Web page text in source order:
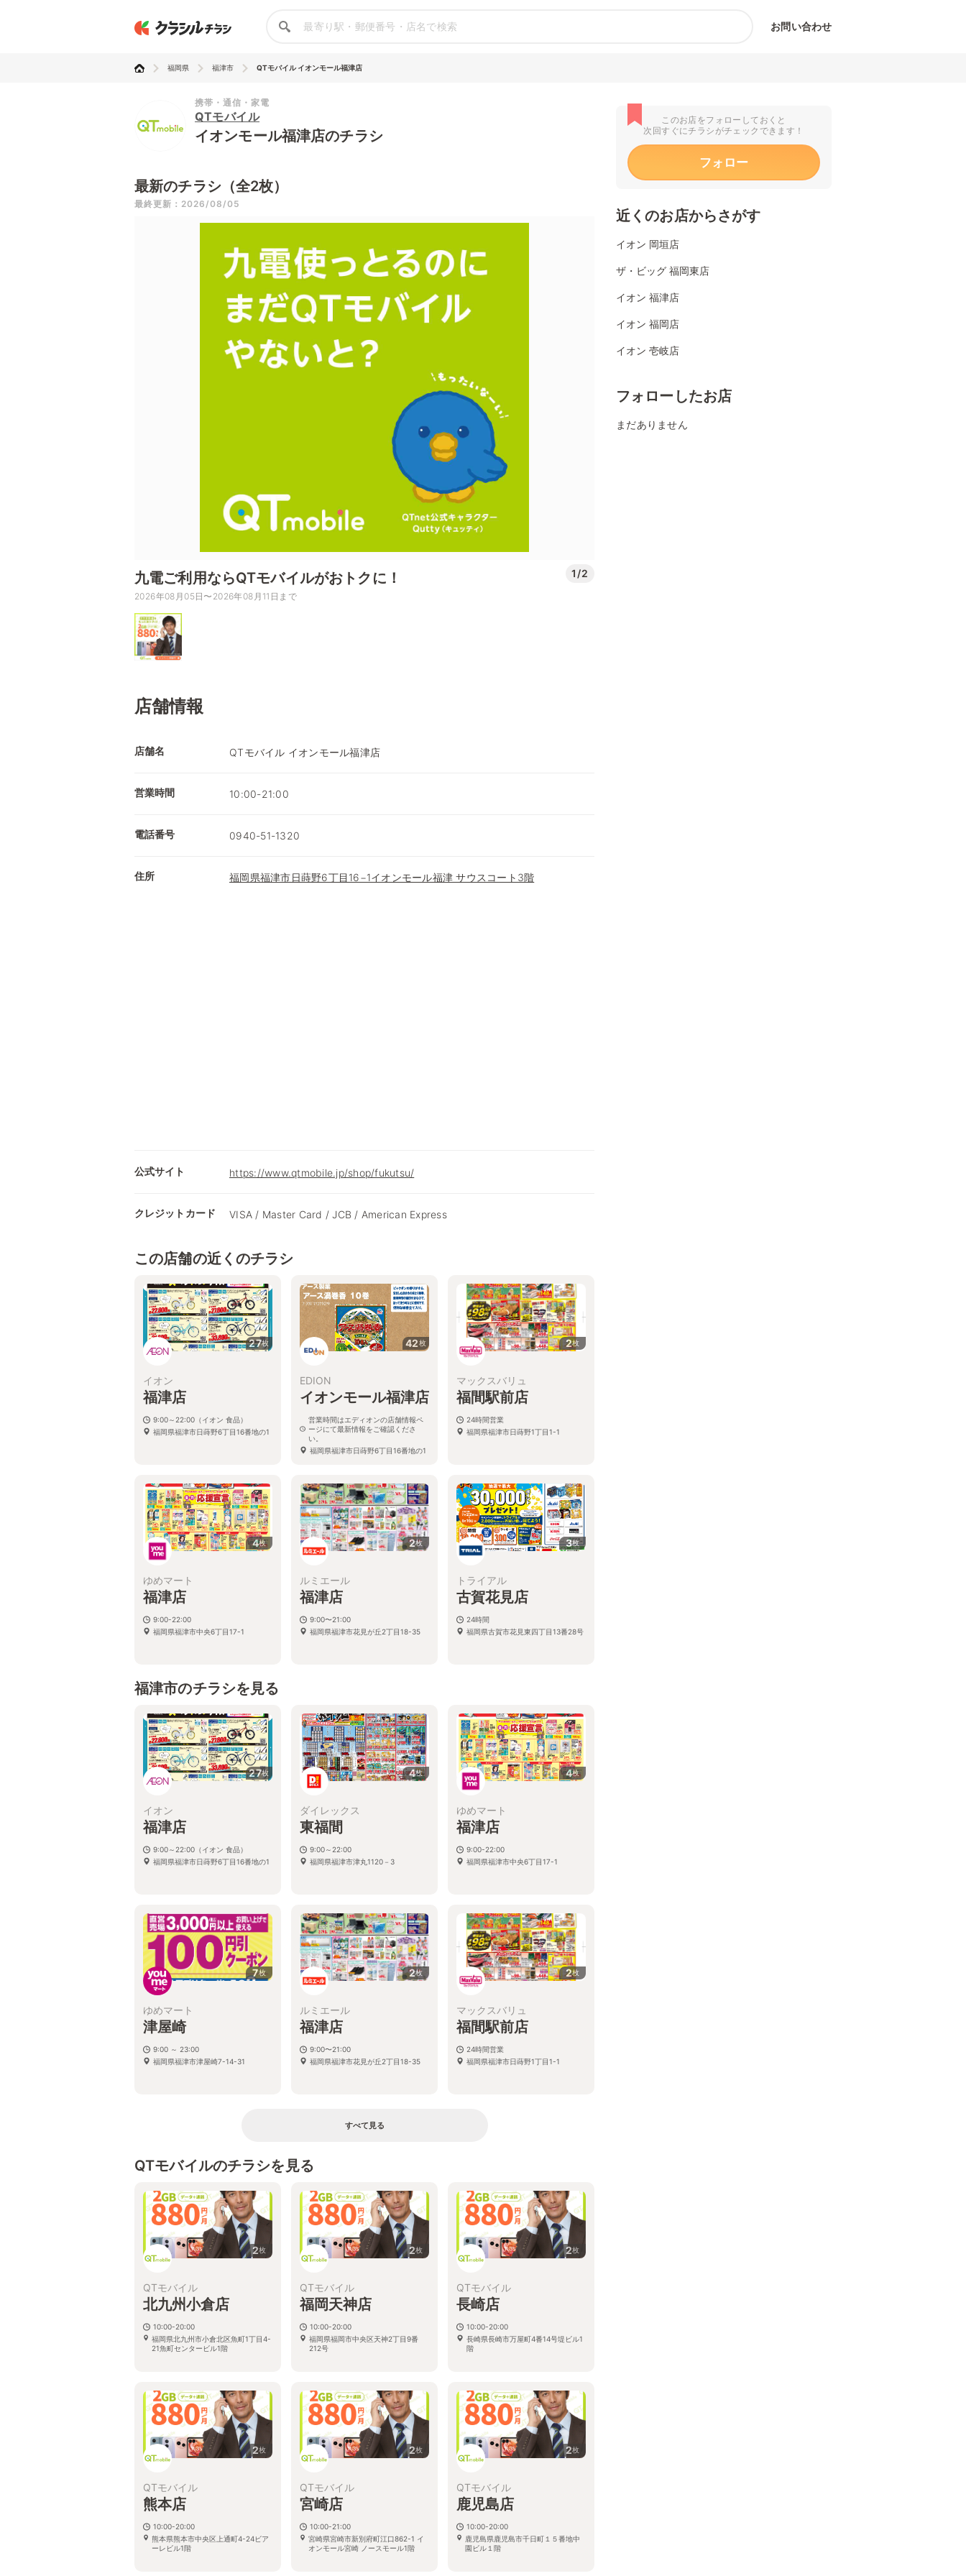
お問い合わせ
福岡県 福津市 QTモバイル イオンモール福津店
携帯・通信・家電
QTモバイル
イオンモール福津店のチラシ
最新のチラシ（全2枚）
最終更新：2026/08/05
九電ご利用ならQTモバイルがおトクに！ 1/2
2026年08月05日〜2026年08月11日まで
店舗情報
店舗名 QTモバイル イオンモール福津店
営業時間 10:00-21:00
電話番号 0940-51-1320
住所 福岡県福津市日蒔野6丁目16−1イオンモール福津 サウスコート3階
公式サイト https://www.qtmobile.jp/shop/fukutsu/
クレジットカード VISA / Master Card / JCB / American Express
この店舗の近くのチラシ
27枚
イオン
福津店
9:00～22:00（イオン 食品）
福岡県福津市日蒔野6丁目16番地の1
42枚
EDION
イオンモール福津店
営業時間はエディオンの店舗情報ペ
ージにて最新情報をご確認くださ
い。
福岡県福津市日蒔野6丁目16番地の1
2枚
マックスバリュ
福間駅前店
24時間営業
福岡県福津市日蒔野1丁目1-1
4枚
ゆめマート
福津店
9:00-22:00
福岡県福津市中央6丁目17-1
2枚
ルミエール
福津店
9:00〜21:00
福岡県福津市花見が丘2丁目18-35
3枚
トライアル
古賀花見店
24時間
福岡県古賀市花見東四丁目13番28号
福津市のチラシを見る
27枚
イオン
福津店
9:00～22:00（イオン 食品）
福岡県福津市日蒔野6丁目16番地の1
4枚
ダイレックス
東福間
9:00～22:00
福岡県福津市津丸1120－3
4枚
ゆめマート
福津店
9:00-22:00
福岡県福津市中央6丁目17-1
7枚
ゆめマート
津屋崎
9:00 ～ 23:00
福岡県福津市津屋崎7-14-31
2枚
ルミエール
福津店
9:00〜21:00
福岡県福津市花見が丘2丁目18-35
2枚
マックスバリュ
福間駅前店
24時間営業
福岡県福津市日蒔野1丁目1-1
すべて見る
QTモバイルのチラシを見る
2枚
QTモバイル
北九州小倉店
10:00-20:00
福岡県北九州市小倉北区魚町1丁目4-
21魚町センタービル1階
2枚
QTモバイル
福岡天神店
10:00-20:00
福岡県福岡市中央区天神2丁目9番
212号
2枚
QTモバイル
長崎店
10:00-20:00
長崎県長崎市万屋町4番14号堤ビル1
階
2枚
QTモバイル
熊本店
10:00-20:00
熊本県熊本市中央区上通町4-24ビア
ーレビル1階
2枚
QTモバイル
宮崎店
10:00-21:00
宮崎県宮崎市新別府町江口862-1 イ
オンモール宮崎 ノースモール1階
2枚
QTモバイル
鹿児島店
10:00-20:00
鹿児島県鹿児島市千日町１５番地中
園ビル１階
このお店をフォローしておくと
次回すぐにチラシがチェックできます！
フォロー
近くのお店からさがす
イオン 岡垣店
ザ・ビッグ 福岡東店
イオン 福津店
イオン 福岡店
イオン 壱岐店
フォローしたお店
まだありません